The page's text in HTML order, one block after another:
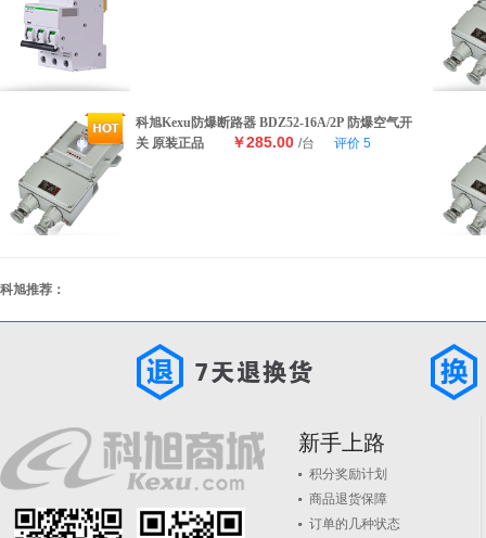
科旭Kexu防爆断路器 BDZ52-16A/2P 防爆空气开
关 原装正品
￥285.00 /台 评价 5
科旭推荐：
新手上路
积分奖励计划
商品退货保障
订单的几种状态